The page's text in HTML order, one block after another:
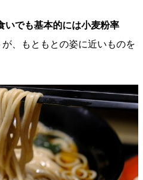
いでも基本的には小麦粉率
、もともとの姿に近いものを